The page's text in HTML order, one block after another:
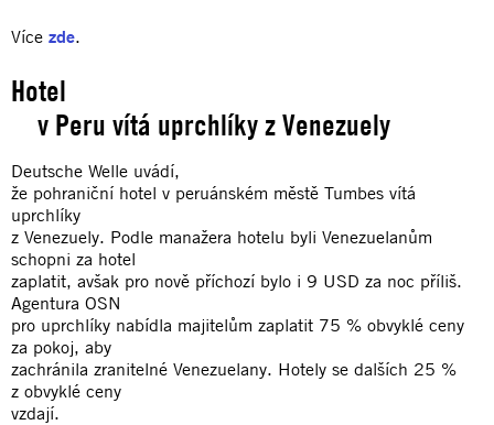
Více zde.
Hotel
v Peru vítá uprchlíky z Venezuely
Deutsche Welle uvádí,
že pohraniční hotel v peruánském městě Tumbes vítá
uprchlíky
z Venezuely. Podle manažera hotelu byli Venezuelanům
schopni za hotel
zaplatit, avšak pro nově příchozí bylo i 9 USD za noc příliš.
Agentura OSN
pro uprchlíky nabídla majitelům zaplatit 75 % obvyklé ceny
za pokoj, aby
zachránila zranitelné Venezuelany. Hotely se dalších 25 %
z obvyklé ceny
vzdají.